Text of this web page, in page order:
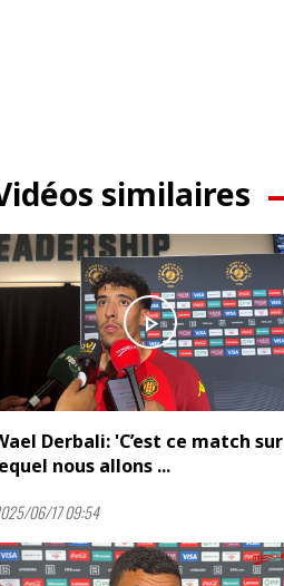
similaires
play_arrow
Derbali: 'C’est ce match sur
nous allons ...
06/17 09:54